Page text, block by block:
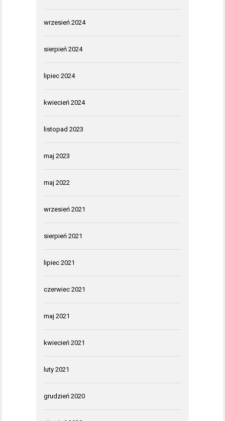
wrzesień 2024
sierpień 2024
lipiec 2024
kwiecień 2024
listopad 2023
maj 2023
maj 2022
wrzesień 2021
sierpień 2021
lipiec 2021
czerwiec 2021
maj 2021
kwiecień 2021
luty 2021
grudzień 2020